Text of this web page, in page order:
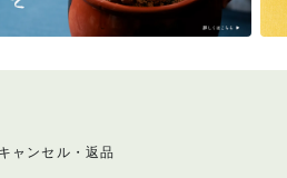
キャンセル・返品